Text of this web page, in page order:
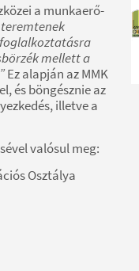
a munkaerő-
mellett a
Ez alapján az MMK
és böngésznie az
illetve a
valósul meg:
Osztálya